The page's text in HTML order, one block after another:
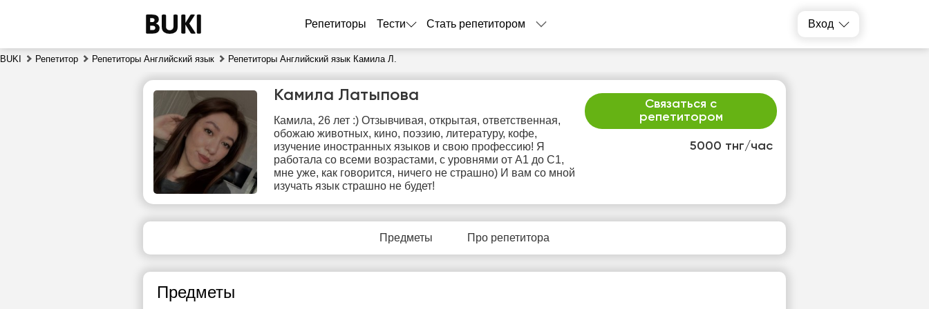
Репетиторы Тести Стать репетитором Вход
BUKI Репетитор Репетиторы Английский язык Репетиторы Английский язык Камила Л.
5000 тнг/час
Связаться с
репетитором
Камила Латыпова
Камила, 26 лет :) Отзывчивая, открытая, ответственная,
обожаю животных, кино, поэзию, литературу, кофе,
изучение иностранных языков и свою профессию! Я
работала со всеми возрастами, с уровнями от A1 до C1,
мне уже, как говорится, ничего не страшно) И вам со мной
изучать язык страшно не будет!
Предметы Про репетитора
Предметы
чт
6
пт
7
сб
8
9
10
11
12
свободных
свободных
14:00
14:30
10:00
10:30
Нет
свободных
свободных
свободных